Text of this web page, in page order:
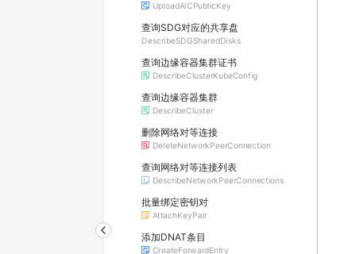
UploadAICPublicKey
查询SDG对应的共享盘
DescribeSDGSharedDisks
查询边缘容器集群证书
DescribeClusterKubeConfig
查询边缘容器集群
DescribeCluster
删除网络对等连接
DeleteNetworkPeerConnection
查询网络对等连接列表
DescribeNetworkPeerConnections
批量绑定密钥对
AttachKeyPair
添加DNAT条目
CreateForwardEntry